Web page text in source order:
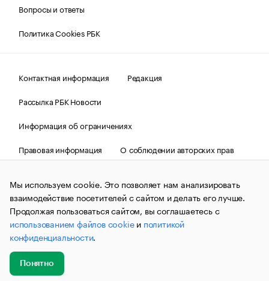
Вопросы и ответы
Политика Cookies РБК
Контактная информация
Редакция
Рассылка РБК Новости
Информация об ограничениях
Правовая информация
О соблюдении авторских прав
и материалы информационного агентства «РБК»
(зарегистрировано Федеральной службой по надзору в сфере
связи, информационных технологий и массовых
коммуникаций (Роскомнадзор) 09.12.2015 за номером ИА
№ФС77-63848) сопровождаются пометкой «РБК». Отдельные
публикации могут содержать информацию,
не предназначенную для пользователей
Мы используем cookie. Это позволяет нам анализировать
взаимодействие посетителей с сайтом и делать его лучше.
Продолжая пользоваться сайтом, вы соглашаетесь с
использованием файлов cookieи политикой
конфиденциальности.
Понятно